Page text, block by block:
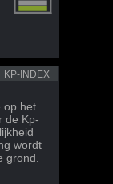
KP-INDEX
op het
de Kp-
wordt
grond.